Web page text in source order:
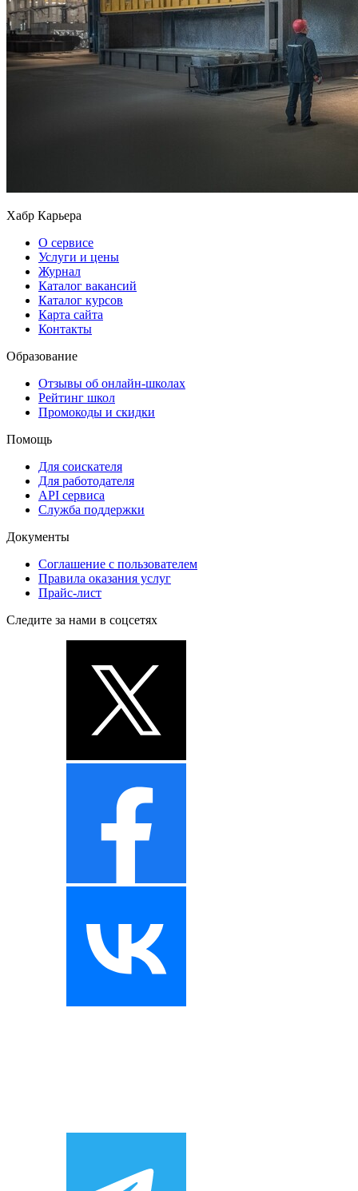
Хабр Карьера
О сервисе
Услуги и цены
Журнал
Каталог вакансий
Каталог курсов
Карта сайта
Контакты
Образование
Отзывы об онлайн-школах
Рейтинг школ
Промокоды и скидки
Помощь
Для соискателя
Для работодателя
API сервиса
Служба поддержки
Документы
Соглашение с пользователем
Правила оказания услуг
Прайс-лист
Следите за нами в соцсетях